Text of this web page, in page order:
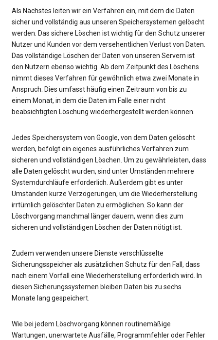
Als Nächstes leiten wir ein Verfahren ein, mit dem die Daten
sicher und vollständig aus unseren Speichersystemen gelöscht
werden. Das sichere Löschen ist wichtig für den Schutz unserer
Nutzer und Kunden vor dem versehentlichen Verlust von Daten.
Das vollständige Löschen der Daten von unseren Servern ist
den Nutzern ebenso wichtig. Ab dem Zeitpunkt des Löschens
nimmt dieses Verfahren für gewöhnlich etwa zwei Monate in
Anspruch. Dies umfasst häufig einen Zeitraum von bis zu
einem Monat, in dem die Daten im Falle einer nicht
beabsichtigten Löschung wiederhergestellt werden können.
Jedes Speichersystem von Google, von dem Daten gelöscht
werden, befolgt ein eigenes ausführliches Verfahren zum
sicheren und vollständigen Löschen. Um zu gewährleisten, dass
alle Daten gelöscht wurden, sind unter Umständen mehrere
Systemdurchläufe erforderlich. Außerdem gibt es unter
Umständen kurze Verzögerungen, um die Wiederherstellung
irrtümlich gelöschter Daten zu ermöglichen. So kann der
Löschvorgang manchmal länger dauern, wenn dies zum
sicheren und vollständigen Löschen der Daten nötigt ist.
Zudem verwenden unsere Dienste verschlüsselte
Sicherungsspeicher als zusätzlichen Schutz für den Fall, dass
nach einem Vorfall eine Wiederherstellung erforderlich wird. In
diesen Sicherungssystemen bleiben Daten bis zu sechs
Monate lang gespeichert.
Wie bei jedem Löschvorgang können routinemäßige
Wartungen, unerwartete Ausfälle, Programmfehler oder Fehler